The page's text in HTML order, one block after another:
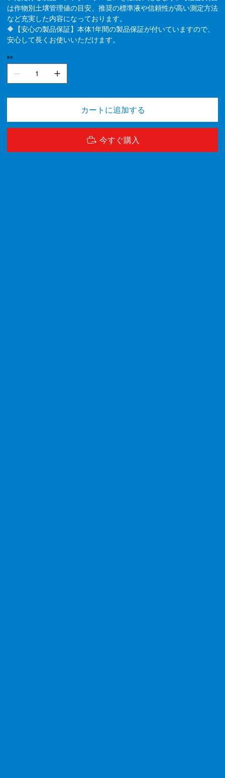
は作物別土壌管理値の目安、推奨の標準液や信頼性が高い測定方法
など充実した内容になっております。
🔶【安心の製品保証】本体1年間の製品保証が付いていますので、
安心して長くお使いいただけます。
数量
カートに追加する
今すぐ購入